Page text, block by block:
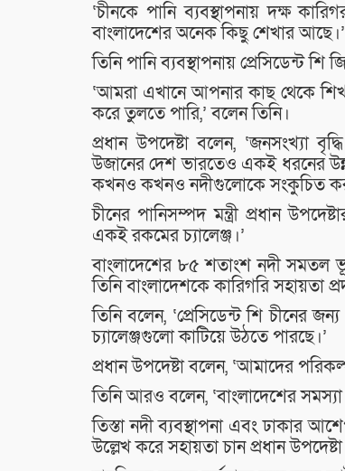
‘চীনকে পানি ব্যবস্থাপনায় দক্ষ
বাংলাদেশের অনেক কিছু শেখার আছে।’
তিনি পানি ব্যবস্থাপনায় প্রেসিডেন্ট
‘আমরা এখানে আপনার কাছ থেকে
করে তুলতে পারি,’ বলেন তিনি।
প্রধান উপদেষ্টা বলেন, ‘জনসংখ্যা
উজানের দেশ ভারতেও একই ধরনের
কখনও কখনও নদীগুলোকে সংকুচিত
চীনের পানিসম্পদ মন্ত্রী প্রধান
একই রকমের চ্যালেঞ্জ।’
বাংলাদেশের ৮৫ শতাংশ নদী সমতল
তিনি বাংলাদেশকে কারিগরি সহায়তা
তিনি বলেন, ‘প্রেসিডেন্ট শি চীনের
চ্যালেঞ্জগুলো কাটিয়ে উঠতে পারছে।’
প্রধান উপদেষ্টা বলেন, ‘আমাদের
তিনি আরও বলেন, ‘বাংলাদেশের
তিস্তা নদী ব্যবস্থাপনা এবং ঢাকার
উল্লেখ করে সহায়তা চান প্রধান